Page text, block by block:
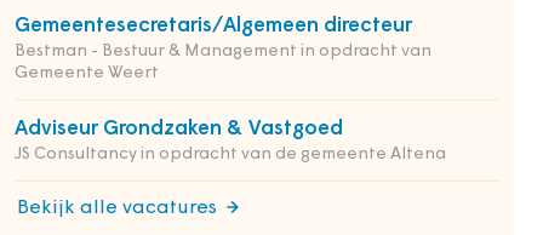
Gemeentesecretaris/Algemeen directeur
Bestman - Bestuur & Management in opdracht van
Gemeente Weert
Adviseur Grondzaken & Vastgoed
JS Consultancy in opdracht van de gemeente Altena
Bekijk alle vacatures